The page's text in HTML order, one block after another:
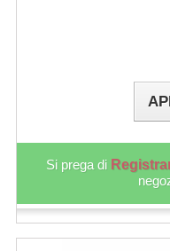
Si prega di